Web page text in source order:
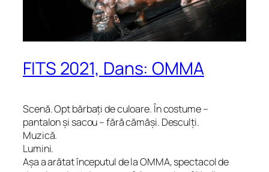
FITS 2021, Dans: OMMA
Scenă. Opt bărbați de culoare. În costume –
pantalon și sacou – fără cămăși. Desculți.
Muzică.
Lumini.
Așa a arătat începutul de la OMMA, spectacol de